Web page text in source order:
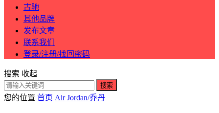
古驰
其他品牌
发布文章
联系我们
登录/注册/找回密码
搜索 收起
搜索
您的位置 首页 Air Jordan/乔丹